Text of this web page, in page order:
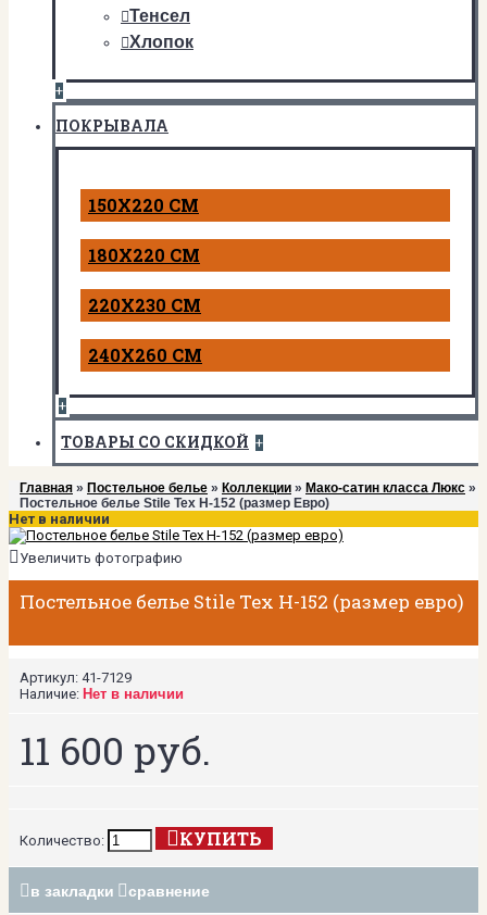
Тенсел
Хлопок
+
ПОКРЫВАЛА
150Х220 СМ
180Х220 СМ
220Х230 СМ
240Х260 СМ
+
ТОВАРЫ СО СКИДКОЙ +
Главная » Постельное белье » Коллекции » Мако-сатин класса Люкс »
Постельное белье Stile Tex H-152 (размер Евро)
Нет в наличии
Увеличить фотографию
Постельное белье Stile Tex H-152 (размер евро)
Артикул: 41-7129
Наличие: Нет в наличии
11 600 руб.
Количество: КУПИТЬ
в закладки сравнение